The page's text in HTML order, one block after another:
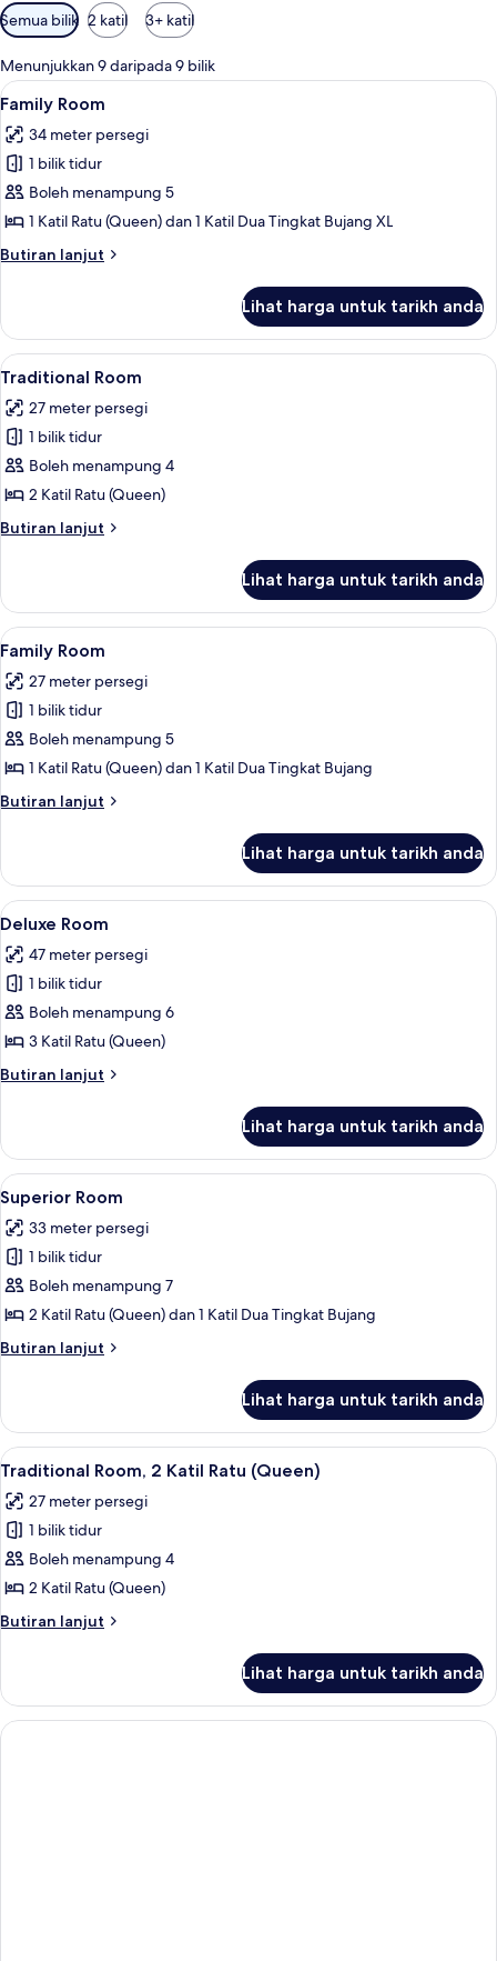
Penapis
yang
tersedia
untuk
bilik
Semua bilik 2 katil 3+ katil
Menunjukkan 9 daripada 9 bilik
Lihat
semua
foto
untuk
Family
Room
Meja, ruang kerja komputer riba,
5
Family Room
34 meter persegi
1 bilik tidur
Boleh menampung 5
1 Katil Ratu (Queen) dan 1 Katil Dua Tingkat Bujang XL
Butiran lanjut
Butiran
Room
Lihat harga untuk tarikh anda
Lihat
semua
foto
untuk
Traditional
Room
Meja, ruang kerja komputer riba,
5
Traditional Room
27 meter persegi
1 bilik tidur
Boleh menampung 4
2 Katil Ratu (Queen)
Butiran lanjut
Butiran
Room
Lihat harga untuk tarikh anda
Lihat
semua
foto
untuk
Family
Room
Meja, ruang kerja komputer riba,
6
Family Room
27 meter persegi
1 bilik tidur
Boleh menampung 5
1 Katil Ratu (Queen) dan 1 Katil Dua Tingkat Bujang
Butiran lanjut
Butiran
Room
Lihat harga untuk tarikh anda
Lihat
semua
foto
untuk
Deluxe
Room
Deluxe Room | Meja, ruang kerja
4
Deluxe Room
47 meter persegi
1 bilik tidur
Boleh menampung 6
3 Katil Ratu (Queen)
Butiran lanjut
Butiran
Room
Lihat harga untuk tarikh anda
Lihat
semua
foto
untuk
Superior
Room
Superior Room | Meja, ruang kerja
4
Superior Room
33 meter persegi
1 bilik tidur
Boleh menampung 7
2 Katil Ratu (Queen) dan 1 Katil Dua Tingkat Bujang
Butiran lanjut
Butiran
Room
Lihat harga untuk tarikh anda
Lihat
semua
foto
untuk
Traditional
Room,
2
Katil
(Queen)
Meja, ruang kerja komputer riba,
4
Traditional Room, 2 Katil Ratu (Queen)
27 meter persegi
1 bilik tidur
Boleh menampung 4
2 Katil Ratu (Queen)
Butiran lanjut
Butiran
Room,
Katil
Lihat harga untuk tarikh anda